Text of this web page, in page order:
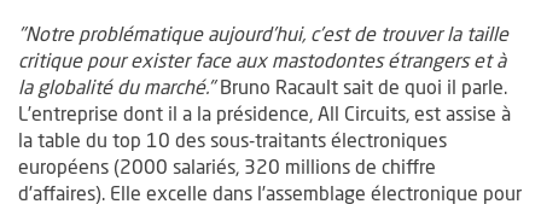
"Notre problématique aujourd’hui, c’est de trouver la taille
critique pour exister face aux mastodontes étrangers et à
la globalité du marché."Bruno Racault sait de quoi il parle.
L’entreprise dont il a la présidence, All Circuits, est assise à
la table du top 10 des sous-traitants électroniques
européens (2000 salariés, 320 millions de chiffre
d’affaires). Elle excelle dans l’assemblage électronique pour